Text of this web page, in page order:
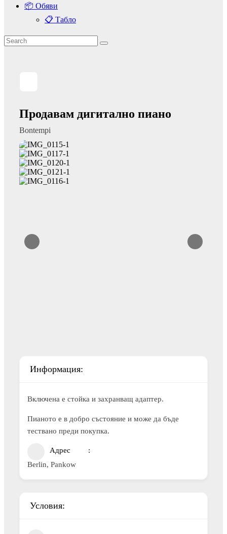
📦 Обяви
📋 Табло
Продавам дигитално пиано
Bontempi
Информация:
Включена е стойка и захранващ адаптер.
Пианото е в добро състояние и може да бъде
тествано преди покупка.
Адрес
Berlin, Pankow
Условия: